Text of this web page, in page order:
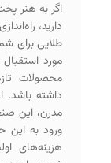
اگر به هنر
دارید،
طلایی برای
مورد
محصولات
داشته باشد.
مدرن، این
ورود به این
هزینه‌های